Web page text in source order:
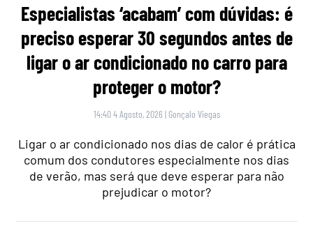
Especialistas ‘acabam’ com dúvidas: é
preciso esperar 30 segundos antes de
ligar o ar condicionado no carro para
proteger o motor?
14:40 4 Agosto, 2026 | Gonçalo Viegas
Ligar o ar condicionado nos dias de calor é prática
comum dos condutores especialmente nos dias
de verão, mas será que deve esperar para não
prejudicar o motor?